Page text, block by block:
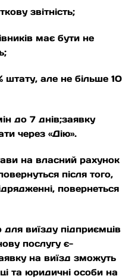
звітність;
має бути не
але не більше 10
до 7 днів;заявку
через «Дію».
на власний рахунок
після того,
повернеться
виїзду підприємців
послугу є-
на виїзд зможуть
та юридичні особи на